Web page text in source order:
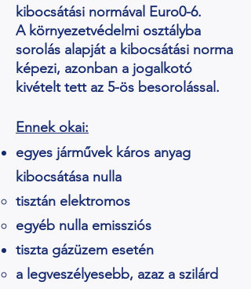
kibocsátási normával Euro0-6.
A környezetvédelmi osztályba
sorolás alapját a kibocsátási norma
képezi, azonban a jogalkotó
kivételt tett az 5-ös besorolással.
Ennek okai:
egyes járművek káros anyag
kibocsátása nulla
tisztán elektromos
egyéb nulla emissziós
tiszta gázüzem esetén
a legveszélyesebb, azaz a szilárd